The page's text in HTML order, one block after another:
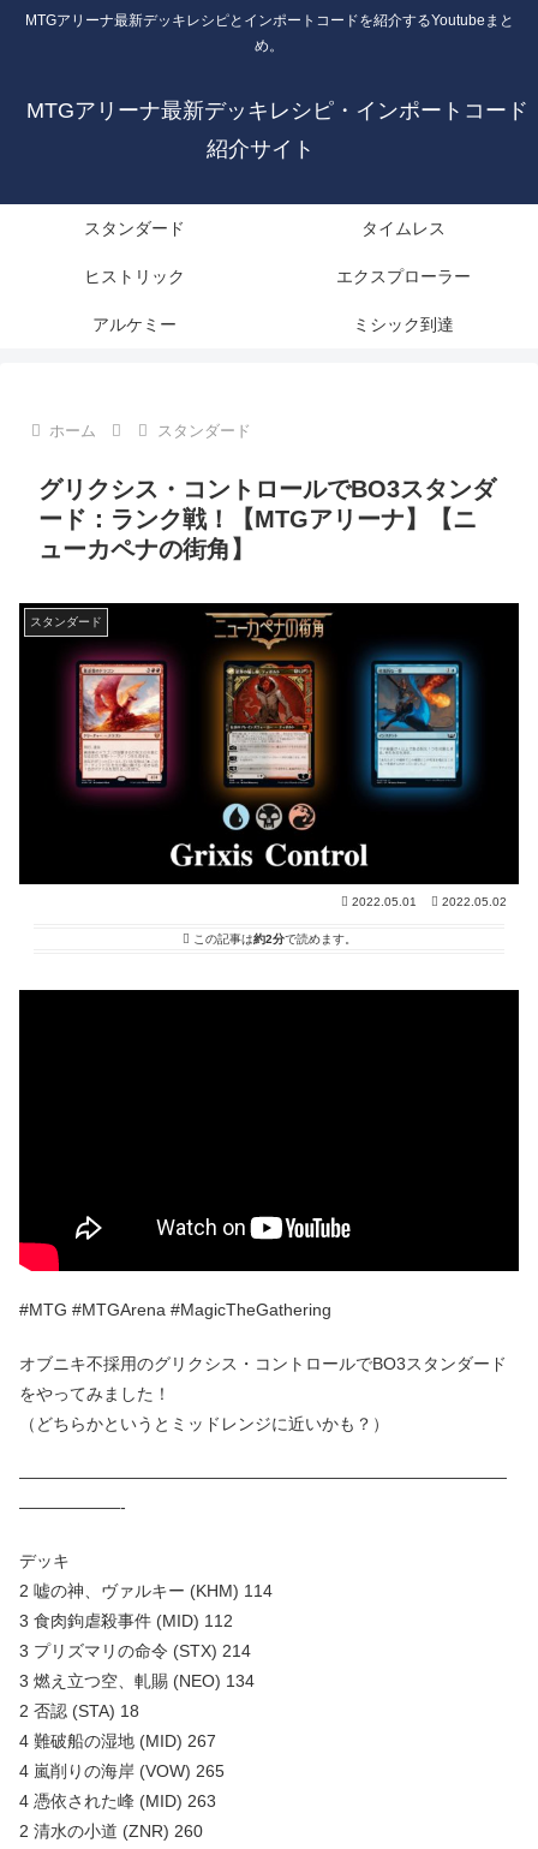
MTGアリーナ最新デッキレシピとインポートコードを紹介するYoutubeまと
め。
MTGアリーナ最新デッキレシピ・インポートコード
紹介サイト
スタンダード タイムレス
ヒストリック エクスプローラー
アルケミー ミシック到達
ホーム スタンダード
グリクシス・コントロールでBO3スタンダ
ード：ランク戦！【MTGアリーナ】【ニ
ューカペナの街角】
スタンダード
2022.05.01 2022.05.02
この記事は約2分で読めます。
#MTG #MTGArena #MagicTheGathering
オブニキ不採用のグリクシス・コントロールでBO3スタンダード
をやってみました！
（どちらかというとミッドレンジに近いかも？）
—————————————————————————————
——————-
デッキ
2 嘘の神、ヴァルキー (KHM) 114
3 食肉鉤虐殺事件 (MID) 112
3 プリズマリの命令 (STX) 214
3 燃え立つ空、軋賜 (NEO) 134
2 否認 (STA) 18
4 難破船の湿地 (MID) 267
4 嵐削りの海岸 (VOW) 265
4 憑依された峰 (MID) 263
2 清水の小道 (ZNR) 260